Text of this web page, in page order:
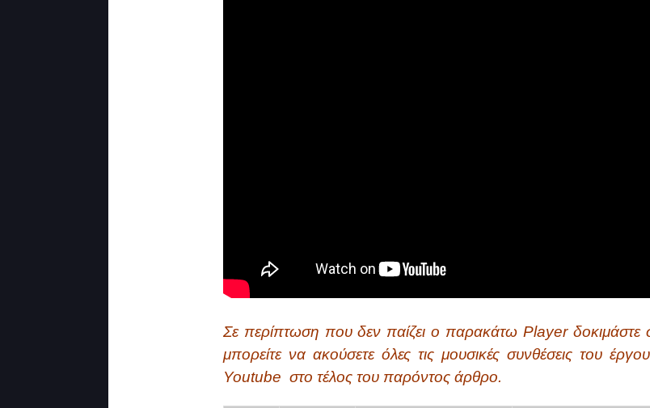
Σε περίπτωση που δεν παίζει ο παρακάτω Player δοκιμάστε
μπορείτε να ακούσετε όλες τις μουσικές συνθέσεις του
Youtube στο τέλος του παρόντος άρθρο.